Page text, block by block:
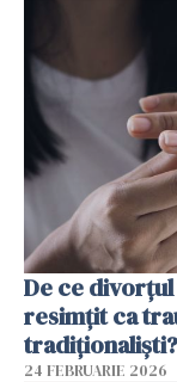
De ce
resimțit ca
tradiționaliști?
24 FEBRUARIE 2026